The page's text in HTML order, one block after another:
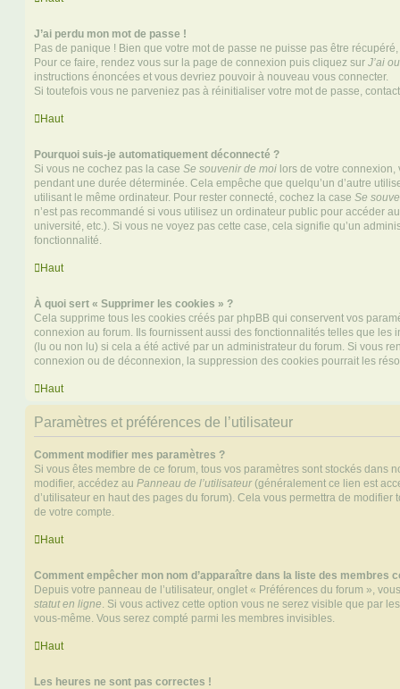
J’ai perdu mon mot de passe !
Pas de panique ! Bien que votre mot de passe ne puisse pas être
Pour ce faire, rendez vous sur la page de connexion puis cliquez sur J’ai
instructions énoncées et vous devriez pouvoir à nouveau vous connecter.
Si toutefois vous ne parveniez pas à réinitialiser votre mot de passe,
Haut
Pourquoi suis-je automatiquement déconnecté ?
Si vous ne cochez pas la case Se souvenir de moi lors de votre
pendant une durée déterminée. Cela empêche que quelqu’un d’autre
utilisant le même ordinateur. Pour rester connecté, cochez la case Se
n’est pas recommandé si vous utilisez un ordinateur public pour accéder
université, etc.). Si vous ne voyez pas cette case, cela signifie qu’un
fonctionnalité.
Haut
À quoi sert « Supprimer les cookies » ?
Cela supprime tous les cookies créés par phpBB qui conservent vos
connexion au forum. Ils fournissent aussi des fonctionnalités telles que les
(lu ou non lu) si cela a été activé par un administrateur du forum. Si vous
connexion ou de déconnexion, la suppression des cookies pourrait les
Haut
Paramètres et préférences de l’utilisateur
Comment modifier mes paramètres ?
Si vous êtes membre de ce forum, tous vos paramètres sont stockés dans
modifier, accédez au Panneau de l’utilisateur(généralement ce lien est
d’utilisateur en haut des pages du forum). Cela vous permettra de modifier
de votre compte.
Haut
Comment empêcher mon nom d’apparaître dans la liste des membres
Depuis votre panneau de l’utilisateur, onglet « Préférences du forum »,
statut en ligne. Si vous activez cette option vous ne serez visible que par
vous-même. Vous serez compté parmi les membres invisibles.
Haut
Les heures ne sont pas correctes !